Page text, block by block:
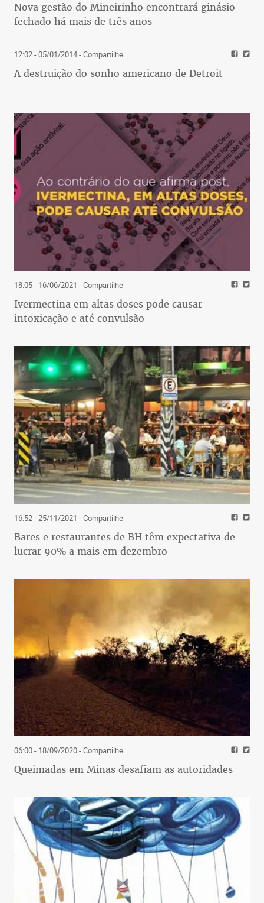
Nova gestão do Mineirinho encontrará ginásio
fechado há mais de três anos
12:02 - 05/01/2014- Compartilhe
A destruição do sonho americano de Detroit
18:05 - 16/06/2021 - Compartilhe
Ivermectina em altas doses pode causar
intoxicação e até convulsão
16:52 - 25/11/2021 - Compartilhe
Bares e restaurantes de BH têm expectativa de
lucrar 90% a mais em dezembro
06:00 - 18/09/2020- Compartilhe
Queimadas em Minas desafiam as autoridades